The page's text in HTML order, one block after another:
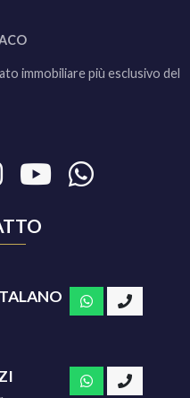
immobiliare più esclusivo del